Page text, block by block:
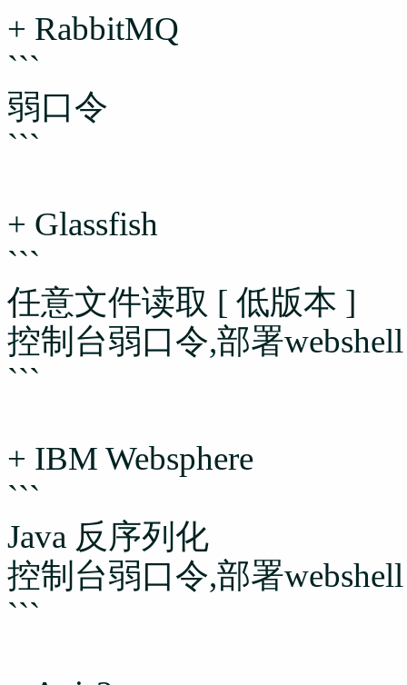
+ RabbitMQ
```
弱口令
```
+ Glassfish
```
任意文件读取 [ 低版本 ]
控制台弱口令,部署webshell
```
+ IBM Websphere
```
Java 反序列化
控制台弱口令,部署webshell
```